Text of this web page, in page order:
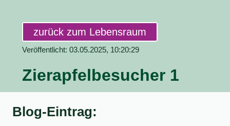
zurück zum Lebensraum
Veröffentlicht: 03.05.2025, 10:20:29
Zierapfelbesucher 1
Blog-Eintrag: